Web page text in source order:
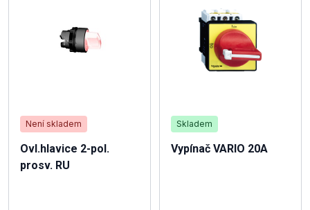
Není skladem
Ovl.hlavice 2-pol.
prosv. RU
Skladem
Vypínač VARIO 20A